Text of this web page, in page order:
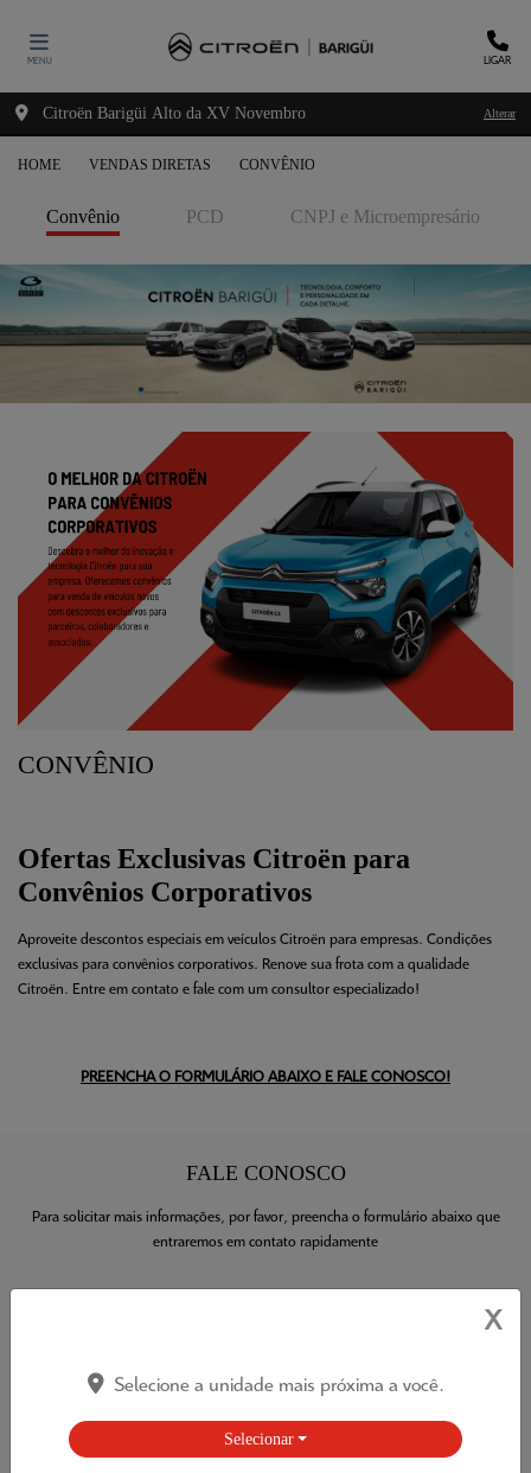
MENU LIGAR
Citroën Barigüi Alto da XV Novembro Alterar
HOME VENDAS DIRETAS CONVÊNIO
PCD CNPJ e Microempresário
Convênio
CONVÊNIO
Ofertas Exclusivas Citroën para
Convênios Corporativos
Aproveite descontos especiais em veículos Citroën para empresas. Condições
exclusivas para convênios corporativos. Renove sua frota com a qualidade
Citroën. Entre em contato e fale com um consultor especializado!
PREENCHA O FORMULÁRIO ABAIXO E FALE CONOSCO!
FALE CONOSCO
Para solicitar mais informações, por favor, preencha o formulário abaixo que
entraremos em contato rapidamente
X
Selecione a unidade mais próxima a você.
Selecionar